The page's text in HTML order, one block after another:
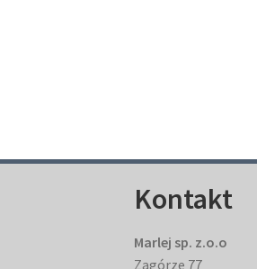
Kontakt
Marlej sp. z.o.o
Zagórze 77